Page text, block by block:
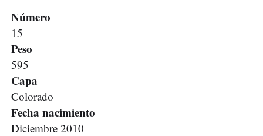
Número
15
Peso
595
Capa
Colorado
Fecha nacimiento
Diciembre 2010